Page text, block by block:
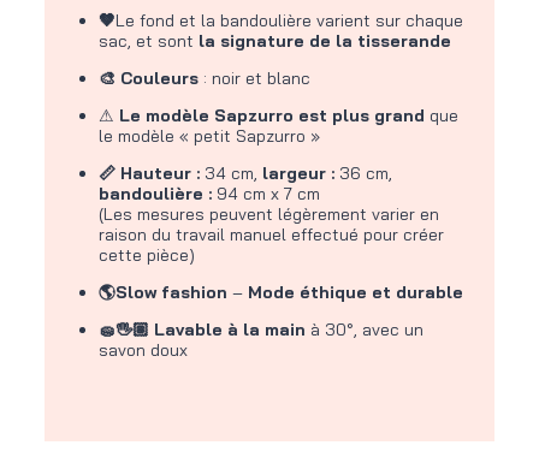
🤎Le fond et la bandoulière varient sur chaque
sac, et sont la signature de la tisserande
🎨 Couleurs : noir et blanc
⚠ Le modèle Sapzurro est plus grand que
le modèle « petit Sapzurro »
📏 Hauteur : 34 cm, largeur : 36 cm,
bandoulière : 94 cm x 7 cm
(Les mesures peuvent légèrement varier en
raison du travail manuel effectué pour créer
cette pièce)
🌎Slow fashion – Mode éthique et durable
🧽🖐🏽 Lavable à la main à 30°, avec un
savon doux